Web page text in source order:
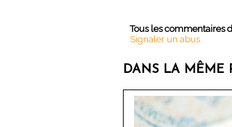
Tous les commentaires
Signaler un abus
DANS LA MÊME